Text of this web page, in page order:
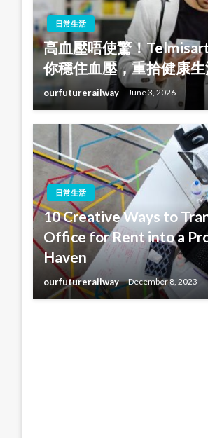
日常生活
高血壓唔使驚！
你穩住血壓，重拾健康
ourfuturerailway June 3, 2026
日常生活
10 Creative Ways to
Office for Rent into a
Haven
ourfuturerailway December 8, 2023